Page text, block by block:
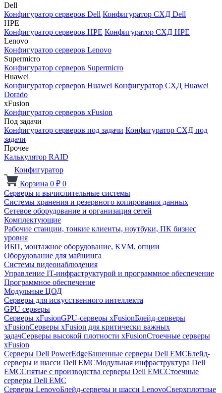
Dell
Конфигуратор серверов Dell Конфигуратор СХД Dell
HPE
Конфигуратор серверов HPE Конфигуратор СХД HPE
Lenovo
Конфигуратор серверов Lenovo
Supermicro
Конфигуратор серверов Supermicro
Huawei
Конфигуратор серверов Huawei Конфигуратор СХД Huawei
Dorado
xFusion
Конфигуратор серверов xFusion
Под задачи
Конфигуратор серверов под задачи Конфигуратор СХД под
задачи
Прочее
Калькулятор RAID
Конфигуратор
Корзина 0 ₽ 0
Серверы и вычислительные системы
Системы хранения и резервного копирования данных
Сетевое оборудование и организация сетей
Комплектующие
Рабочие станции, тонкие клиенты, ноутбуки, ПК бизнес
уровня
ИБП, монтажное оборудование, KVM, опции
Оборудование для майнинга
Системы видеонаблюдения
Управление IT-инфраструктурой и программное обеспечение
Программное обеспечение
Модульные ЦОД
Серверы для искусственного интеллекта
GPU серверы
Серверы xFusionGPU-серверы xFusionБлейд-серверы
xFusionСерверы xFusion для критически важных
задачСерверы высокой плотности xFusionСтоечные серверы
xFusion
Серверы Dell PowerEdgeБашенные серверы Dell EMCБлейд-
серверы и шасси Dell EMCМодульная инфраструктура Dell
EMCСнятые с производства серверы Dell EMCСтоечные
серверы Dell EMC
Серверы LenovoБлейд-серверы и шасси LenovoСверхплотные